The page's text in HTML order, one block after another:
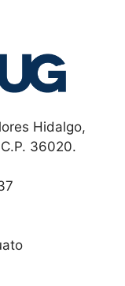
Hidalgo,
36020.